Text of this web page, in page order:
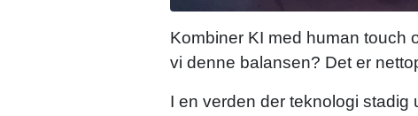
Kombiner KI med human touch
vi denne balansen? Det er
I en verden der teknologi stadig